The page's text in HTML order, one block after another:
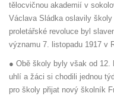
tělocvičnou akademií v
Václava Sládka oslavily
proletářské revoluce byl
významu 7. listopadu 1917 v
● Obě školy byly však od 12.
uhlí a žáci si chodili jednou
pro školy přijat nový školník